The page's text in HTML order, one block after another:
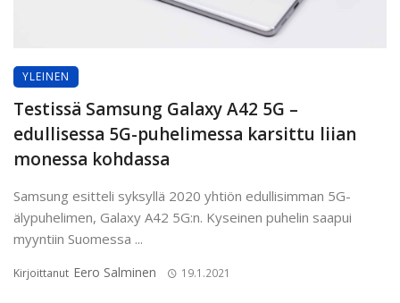
YLEINEN
Testissä Samsung Galaxy A42 5G –
edullisessa 5G-puhelimessa karsittu liian
monessa kohdassa
Samsung esitteli syksyllä 2020 yhtiön edullisimman 5G-
älypuhelimen, Galaxy A42 5G:n. Kyseinen puhelin saapui
myyntiin Suomessa ...
Kirjoittanut Eero Salminen 19.1.2021